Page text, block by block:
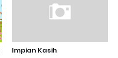
Impian Kasih